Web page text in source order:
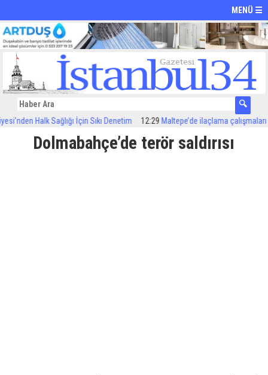
MENÜ ☰
Halk Sağlığı İçin Sıkı Denetim 12:29 Maltepe’de ilaçlama çalışmaları
Dolmabahçe’de terör saldırısı